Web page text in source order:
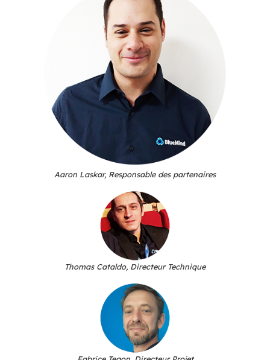
Pierre Baudracco, Président
Syvlain Garcia, associé et Directeur
Hafida Majeri, Responsable commerciale